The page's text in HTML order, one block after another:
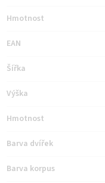
Hmotnost
EAN
Šířka
Výška
Hmotnost
Barva dvířek
Barva korpus